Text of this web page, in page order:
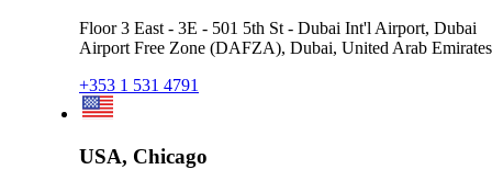
Floor 3 East - 3E - 501 5th St - Dubai Int'l Airport, Dubai
Airport Free Zone (DAFZA), Dubai, United Arab Emirates
+353 1 531 4791
USA, Chicago